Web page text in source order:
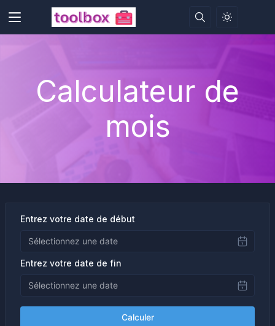
Calculateur de
mois
Entrez votre date de début
Entrez votre date de fin
Calculer